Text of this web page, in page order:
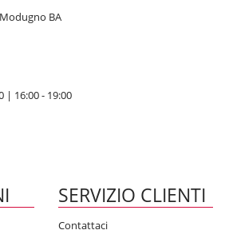
BA
| 16:00 - 19:00
SERVIZIO CLIENTI
Contattaci